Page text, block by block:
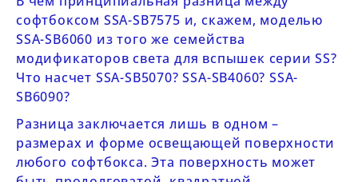
софтбоксом SSA-SB7575 и, скажем, моделью
SSA-SB6060 из того же семейства
модификаторов света для вспышек серии SS?
Что насчет SSA-SB5070?SSA-SB4060?SSA-
SB6090?
Разница заключается лишь в одном –
размерах и форме освещающей поверхности
любого софтбокса. Эта поверхность может